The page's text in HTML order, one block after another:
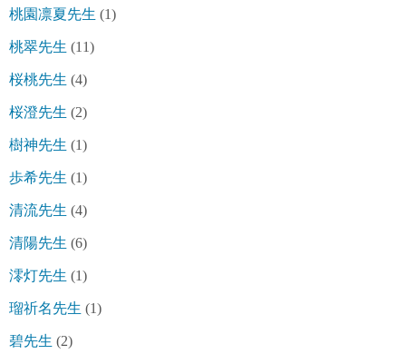
桃園凛夏先生 (1)
桃翠先生 (11)
桜桃先生 (4)
桜澄先生 (2)
樹神先生 (1)
歩希先生 (1)
清流先生 (4)
清陽先生 (6)
澪灯先生 (1)
瑠祈名先生 (1)
碧先生 (2)